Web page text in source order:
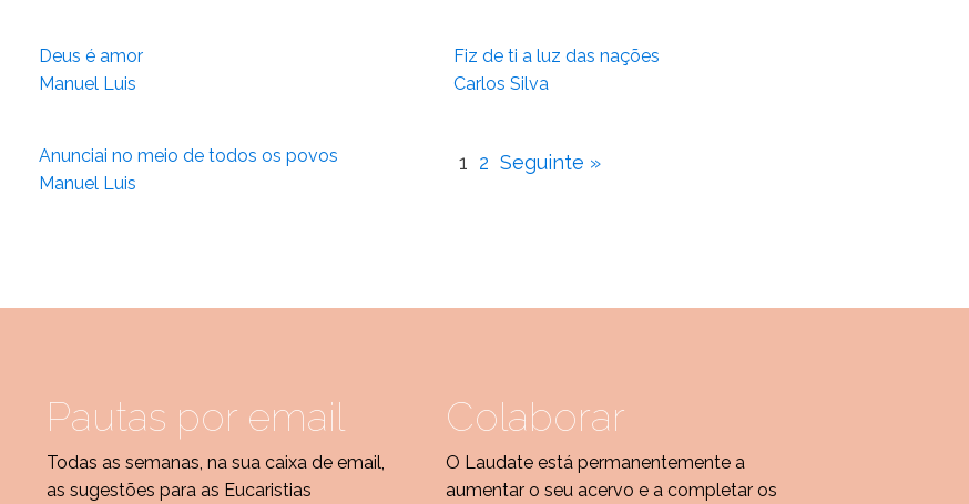
Deus é amor
Manuel Luis
Fiz de ti a luz das nações
Carlos Silva
Anunciai no meio de todos os povos
Manuel Luis
1 2 Seguinte »
Pautas por email
Todas as semanas, na sua caixa de email,
as sugestões para as Eucaristias
Colaborar
O Laudate está permanentemente a
aumentar o seu acervo e a completar os